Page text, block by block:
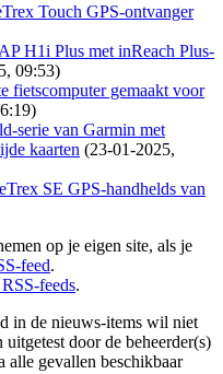
Touch GPS-ontvanger
H1i Plus met inReach Plus-
09:53)
fietscomputer gemaakt voor
serie van Garmin met
kaarten (23-01-2025,
SE GPS-handhelds van
op je eigen site, als je
.
feeds.
in de nieuws-items wil niet
door de beheerder(s)
alle gevallen beschikbaar